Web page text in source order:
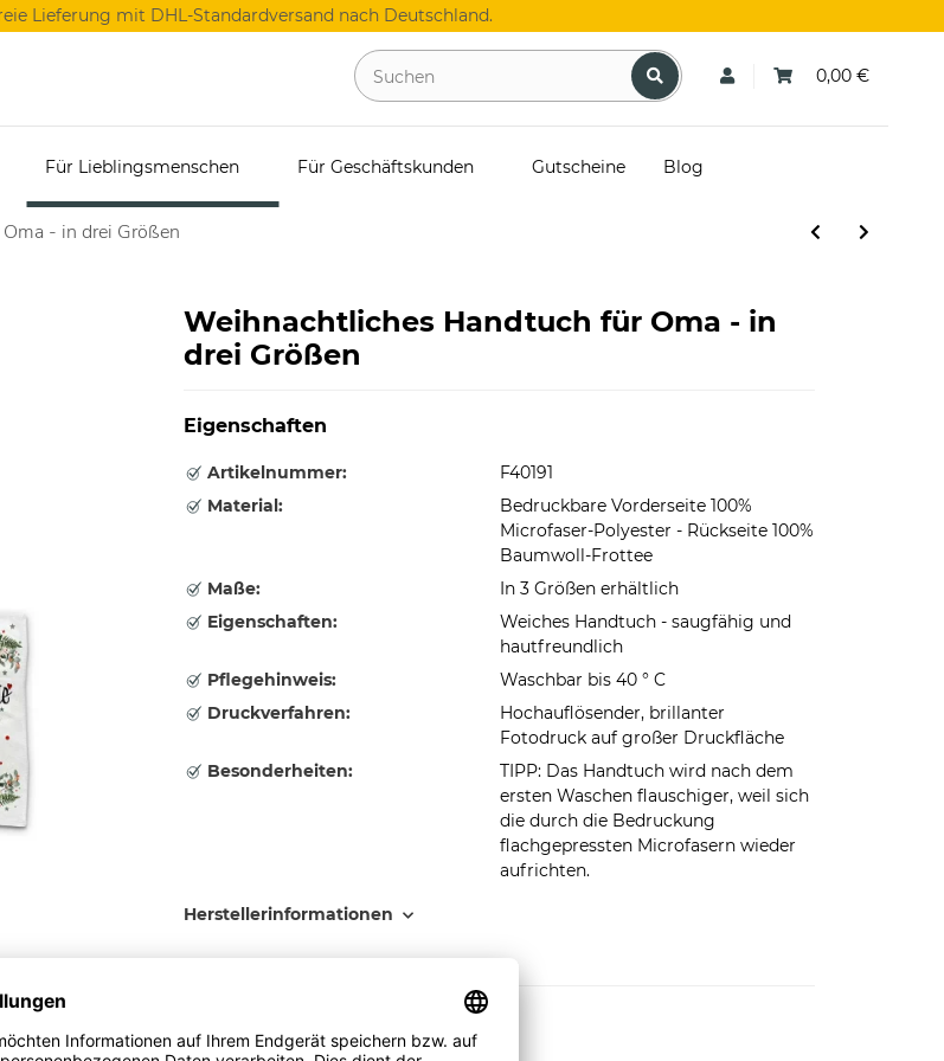
Lieferung mit DHL-Standardversand nach Deutschland.
0,00 €
Für Lieblingsmenschen Für Geschäftskunden Gutscheine Blog
- in drei Größen
Weihnachtliches Handtuch für Oma - in
drei Größen
Eigenschaften
Artikelnummer:
F40191
Material:
Bedruckbare Vorderseite 100%
Microfaser-Polyester - Rückseite 100%
Baumwoll-Frottee
Maße:
In 3 Größen erhältlich
Eigenschaften:
Weiches Handtuch - saugfähig und
hautfreundlich
Pflegehinweis:
Waschbar bis 40 ° C
Druckverfahren:
Hochauflösender, brillanter
Fotodruck auf großer Druckfläche
Besonderheiten:
TIPP: Das Handtuch wird nach dem
ersten Waschen flauschiger, weil sich
die durch die Bedruckung
flachgepressten Microfasern wieder
aufrichten.
Herstellerinformationen